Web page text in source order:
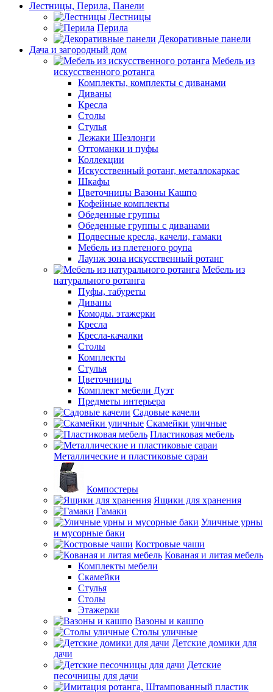
Лестницы, Перила, Панели
Лестницы
Перила
Декоративные панели
Дача и загородный дом
Мебель из
искусственного ротанга
Комплекты, комплекты с диванами
Диваны
Кресла
Столы
Стулья
Лежаки Шезлонги
Оттоманки и пуфы
Коллекции
Искусственный ротанг, металлокаркас
Шкафы
Цветочницы Вазоны Кашпо
Кофейные комплекты
Обеденные группы
Обеденные группы с диванами
Подвесные кресла, качели, гамаки
Мебель из плетеного роупа
Лаунж зона искусственный ротанг
Мебель из
натурального ротанга
Пуфы, табуреты
Диваны
Комоды. этажерки
Кресла
Кресла-качалки
Столы
Комплекты
Стулья
Цветочницы
Комплект мебели Дуэт
Предметы интерьера
Садовые качели
Скамейки уличные
Пластиковая мебель
Металлические и пластиковые сараи
Компостеры
Ящики для хранения
Гамаки
Уличные урны
и мусорные баки
Костровые чаши
Кованая и литая мебель
Комплекты мебели
Скамейки
Стулья
Столы
Этажерки
Вазоны и кашпо
Столы уличные
Детские домики для
дачи
Детские
песочницы для дачи